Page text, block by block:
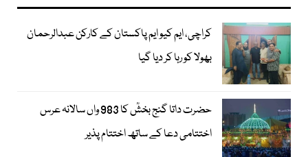
کراچی، ایم کیو ایم پاکستان کے کارکن عبدالرحمان
بھولا کو رہا کر دیا گیا
حضرت داتا گنج بخشؒ کا 983 واں سالانہ عرس
اختتامی دعا کے ساتھ اختتام پذیر